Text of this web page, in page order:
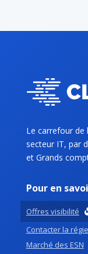
Le carrefour de
secteur IT, par
et Grands
Pour en
Offres visibilité
Contacter la régie
Marché des ESN